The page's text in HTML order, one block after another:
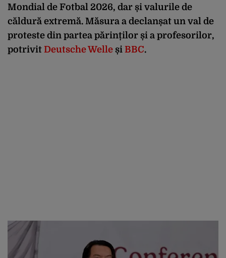
Mondial de Fotbal 2026, dar și valurile de
căldură extremă. Măsura a declanșat un val de
proteste din partea părinților și a profesorilor,
potrivit Deutsche Welle și BBC.